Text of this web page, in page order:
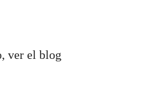
ver el blog